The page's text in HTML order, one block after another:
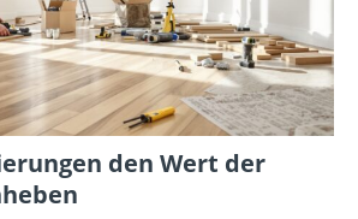
den Wert der